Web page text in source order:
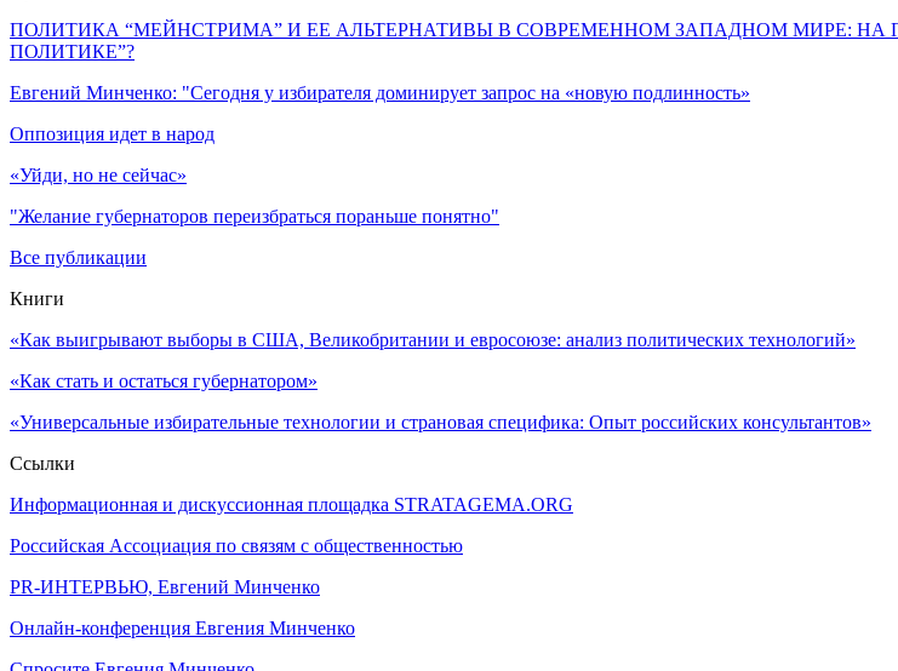
ПОЛИТИКА “МЕЙНСТРИМА” И ЕЕ АЛЬТЕРНАТИВЫ В СОВРЕМЕННОМ ЗАПАДНОМ МИРЕ:
ПОЛИТИКЕ”?
Евгений Минченко: "Сегодня у избирателя доминирует запрос на «новую подлинность»
Оппозиция идет в народ
«Уйди, но не сейчас»
"Желание губернаторов переизбраться пораньше понятно"
Все публикации
Книги
«Как выигрывают выборы в США, Великобритании и евросоюзе: анализ политических технологий»
«Как стать и остаться губернатором»
«Универсальные избирательные технологии и страновая специфика: Опыт российских консультантов»
Ссылки
Информационная и дискуссионная площадка STRATAGEMA.ORG
Российская Ассоциация по связям с общественностью
PR-ИНТЕРВЬЮ, Евгений Минченко
Онлайн-конференция Евгения Минченко